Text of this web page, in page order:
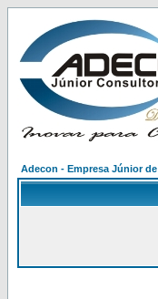
Adecon - Empresa Júnior